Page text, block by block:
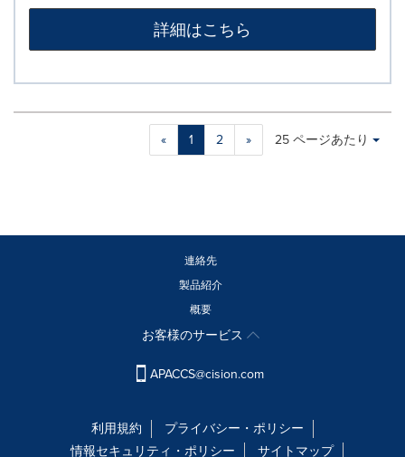
詳細はこちら
« 1 2 »
Making
a
will
change.
will
update
Items per page:
25 ページあたり
連絡先
製品紹介
概要
お客様のサービス
APACCS@cision.com
利用規約
プライバシー・ポリシー
情報セキュリティ・ポリシー
サイトマップ